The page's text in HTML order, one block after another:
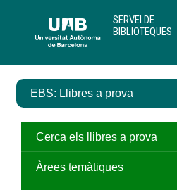
contingut
SERVEI DE
BIBLIOTEQUES
EBS: Llibres a prova
Cerca els llibres a prova
Àrees temàtiques